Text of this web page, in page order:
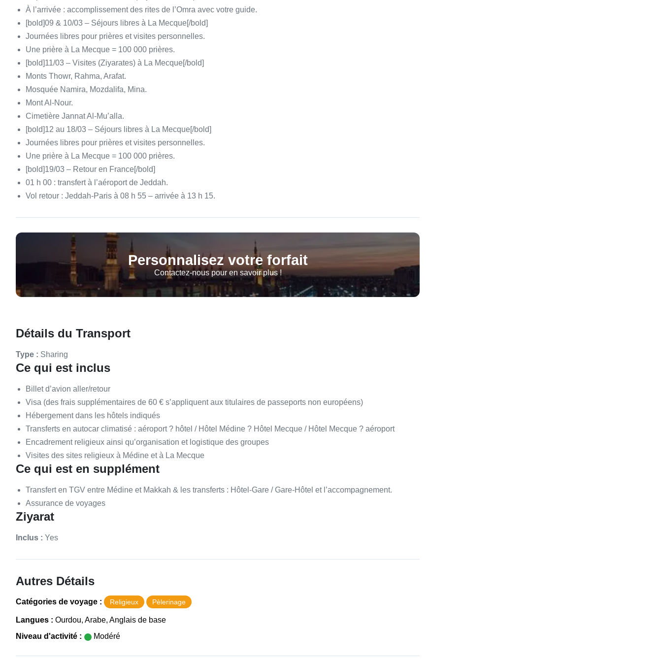
À l’arrivée : accomplissement des rites de l’Omra avec votre guide.
[bold]09 & 10/03 – Séjours libres à La Mecque[/bold]
Journées libres pour prières et visites personnelles.
Une prière à La Mecque = 100 000 prières.
[bold]11/03 – Visites (Ziyarates) à La Mecque[/bold]
Monts Thowr, Rahma, Arafat.
Mosquée Namira, Mozdalifa, Mina.
Mont Al-Nour.
Cimetière Jannat Al-Mu’alla.
[bold]12 au 18/03 – Séjours libres à La Mecque[/bold]
Journées libres pour prières et visites personnelles.
Une prière à La Mecque = 100 000 prières.
[bold]19/03 – Retour en France[/bold]
01 h 00 : transfert à l’aéroport de Jeddah.
Vol retour : Jeddah-Paris à 08 h 55 – arrivée à 13 h 15.
Personnalisez votre forfait
Contactez-nous pour en savoir plus !
Détails du Transport
Type : Sharing
Ce qui est inclus
Billet d’avion aller/retour
Visa (des frais supplémentaires de 60 € s’appliquent aux titulaires de passeports non européens)
Hébergement dans les hôtels indiqués
Transferts en autocar climatisé : aéroport ? hôtel / Hôtel Médine ? Hôtel Mecque / Hôtel Mecque ? aéroport
Encadrement religieux ainsi qu’organisation et logistique des groupes
Visites des sites religieux à Médine et à La Mecque
Ce qui est en supplément
Transfert en TGV entre Médine et Makkah & les transferts : Hôtel-Gare / Gare-Hôtel et l’accompagnement.
Assurance de voyages
Ziyarat
Inclus : Yes
Autres Détails
Catégories de voyage : Religieux Pèlerinage
Langues : Ourdou, Arabe, Anglais de base
Niveau d'activité :
Modéré